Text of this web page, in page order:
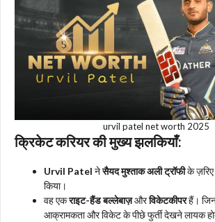
urvil patel net worth 2025
क्रिकेट करियर की मुख्य झलकियाँ:
Urvil Patel नेसैयद मुश्ताक अली ट्रॉफीके ज़रिए
किया।
वह एकराइट-हैंड बल्लेबाज़औरविकेटकीपरहैं।
आक्रामकता और विकेट के पीछे फुर्ती देखने लायक